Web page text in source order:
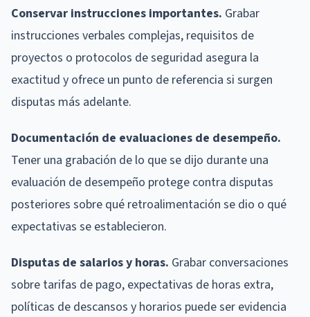
Conservar instrucciones importantes. Grabar
instrucciones verbales complejas, requisitos de
proyectos o protocolos de seguridad asegura la
exactitud y ofrece un punto de referencia si surgen
disputas más adelante.
Documentación de evaluaciones de desempeño.
Tener una grabación de lo que se dijo durante una
evaluación de desempeño protege contra disputas
posteriores sobre qué retroalimentación se dio o qué
expectativas se establecieron.
Disputas de salarios y horas. Grabar conversaciones
sobre tarifas de pago, expectativas de horas extra,
políticas de descansos y horarios puede ser evidencia